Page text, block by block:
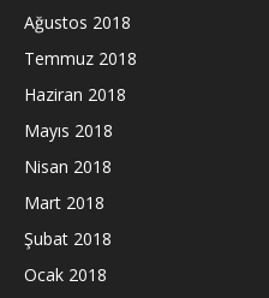
Ağustos 2018
Temmuz 2018
Haziran 2018
Mayıs 2018
Nisan 2018
Mart 2018
Şubat 2018
Ocak 2018